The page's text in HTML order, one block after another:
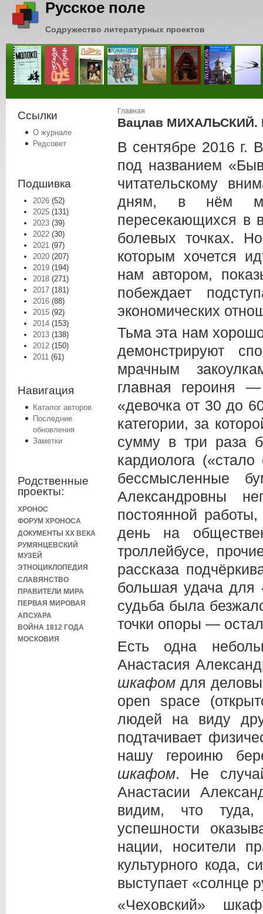
Русское поле
Содружество литературных проектов
Ссылки
О журнале
Редсовет
Подшивка
2026 (52)
2025 (131)
2023 (39)
2022 (30)
2021 (97)
2020 (207)
2019 (194)
2018 (271)
2017 (181)
2016 (88)
2015 (92)
2014 (153)
2013 (138)
2012 (150)
2011 (61)
Навигация
Каталог авторов
Последние
обновления
Заметки
Родственные
проекты:
ХРОНОС
ФОРУМ ХРОНОСА
ДОКУМЕНТЫ XX ВЕКА
РУМЯНЦЕВСКИЙ
МУЗЕЙ
ЭТНОЦИКЛОПЕДИЯ
СЛАВЯНСТВО
ПРАВИТЕЛИ МИРА
ПЕРВАЯ МИРОВАЯ
АПСУАРА
ВОЙНА 1812 ГОДА
МОСКОВИЯ
Вы здесь
Главная
Вацлав МИХАЛЬСКИЙ.
В сентябре 2016 г.
под названием
читательскому
дням, в нём
пересекающихся в
болевых точках.
которым хочется
нам автором,
побеждает
экономических
Тьма эта нам
демонстрируют
мрачным
главная героиня
«девочка от 30 до
категории, за
сумму в три раза
кардиолога
бессмысленные
Александровны
постоянной
день на
троллейбусе,
рассказа
большая удача для
судьба была
точки опоры —
Есть одна
Анастасия
шкафом для
open space
людей на виду
подтачивает
нашу героиню
шкафом. Не
Анастасии
видим, что
успешности
нации, носители
культурного кода,
выступает «солнце
«Чеховский»